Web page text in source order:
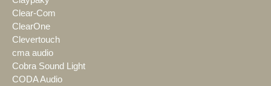
Clear-Com
ClearOne
Clevertouch
cma audio
Cobra Sound Light
CODA Audio